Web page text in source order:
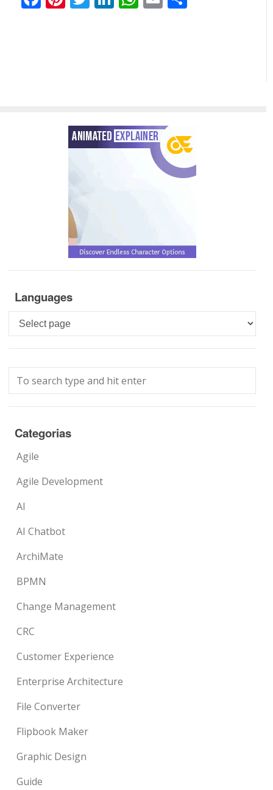
Languages
Languages
Categorias
Agile
Agile Development
AI
AI Chatbot
ArchiMate
BPMN
Change Management
CRC
Customer Experience
Enterprise Architecture
File Converter
Flipbook Maker
Graphic Design
Guide